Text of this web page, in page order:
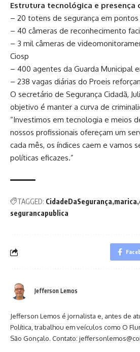
Estrutura tecnológica e presença
– 20 totens de segurança em
– 40 câmeras de reconhecimento
– 3 mil câmeras de
Ciosp
– 400 agentes da Guarda Municipal
– 238 vagas diárias do Proeis
O secretário de Segurança Cidadã,
objetivo é manter a curva de
“Investimos em tecnologia e meios
nossos profissionais ofereçam um
cada mês, os índices caem e vamos
políticas eficazes.”
TAGGED: CidadeDaSegurança marica
segurancapublica
Jefferson Lemos
Jefferson Lemos é jornalista e, antes de
Política, trabalhou em veículos como O
São Gonçalo. Contato: